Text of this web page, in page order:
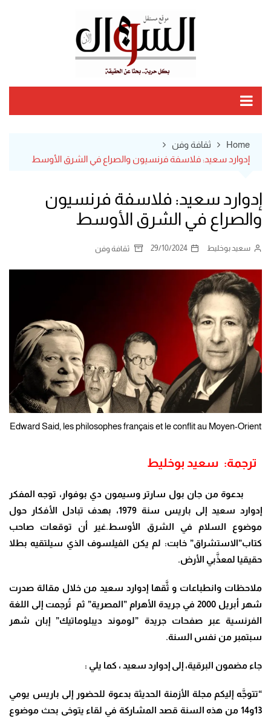
Home
ثقافة وفن
إدوارد سعيد: فلاسفة فرنسيون والصراع في الشرق الأوسط
إدوارد سعيد: فلاسفة فرنسيون
والصراع في الشرق الأوسط
سعيد بوخليط 29/10/2024 ثقافة وفن
Edward Said, les philosophes français et le conflit au Moyen-Orient
ترجمة: سعيد بوخليط
بدعوة من جان بول سارتر وسيمون دي بوفوار، توجه المفكر
إدوارد سعيد إلى باريس سنة 1979، بهدف تبادل الأفكار حول
موضوع السلام في الشرق الأوسط.غير أن توقعات صاحب
كتاب”الاستشراق” خابت: لم يكن الفيلسوف الذي سيلتقيه بطلا
حقيقيا لمعذَّبي الأرض.
ملاحظات وانطباعات و ثَّقها إدوارد سعيد من خلال مقالة صدرت
شهر أبريل 2000 في جريدة الأهرام ”المصرية” ثم تُرجمت إلى اللغة
الفرنسية عبر صفحات جريدة ”لوموند ديبلوماتيك” إبان شهر
سبتمبر من نفس السنة.
جاء مضمون البرقية، إلى إدوارد سعيد ، كما يلي :
“تتوجَّه إليكم مجلة الأزمنة الحديثة بدعوة للحضور إلى باريس يومي
13و14 من هذه السنة قصد المشاركة في لقاء يتوخى بحث موضوع